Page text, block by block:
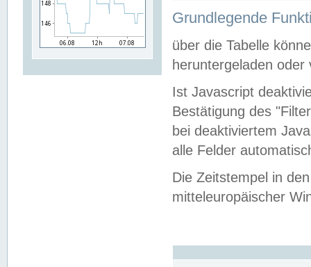
Grundlegende
über die Tabelle
heruntergeladen oder
Ist Javascript
Bestätigung des
bei deaktiviertem
alle Felder
Die Zeitstempel in
mitteleuropäischer